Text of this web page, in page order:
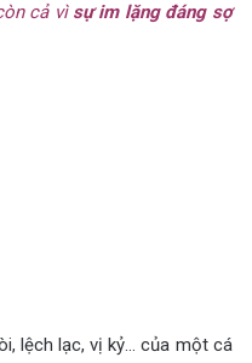
cả vì sự im lặng đáng sợ
lệch lạc, vị kỷ… của một cá